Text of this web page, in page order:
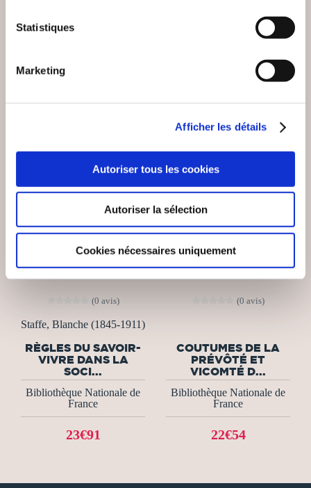
Statistiques
Marketing
Afficher les détails
Autoriser tous les cookies
Autoriser la sélection
Cookies nécessaires uniquement
(0 avis)
Staffe, Blanche (1845-1911)
RÈGLES DU SAVOIR-
VIVRE DANS LA
SOCI...
Bibliothèque Nationale de
France
23€91
(0 avis)
COUTUMES DE LA
PRÉVÔTÉ ET
VICOMTÉ D...
Bibliothèque Nationale de
France
22€54